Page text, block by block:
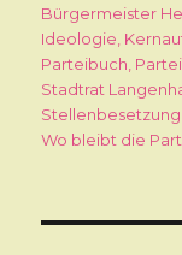
Bürgermeister
Ideologie,
Parteibuch,
Stadtrat
Wo bleibt die